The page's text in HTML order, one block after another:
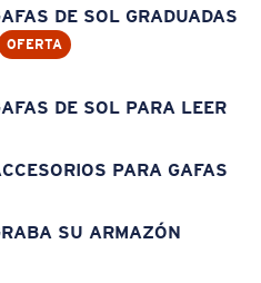
DE SOL GRADUADAS
OFERTA
DE SOL PARA LEER
PARA GAFAS
SU ARMAZÓN